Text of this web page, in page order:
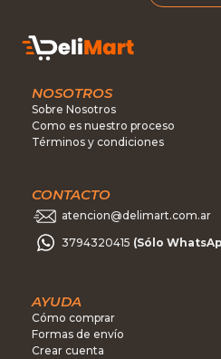
NOSOTROS
Sobre Nosotros
Como es nuestro proceso
Términos y condiciones
CONTACTO
atencion@delimart.com.ar
3794320415 (Sólo
AYUDA
Cómo comprar
Formas de envío
Crear cuenta